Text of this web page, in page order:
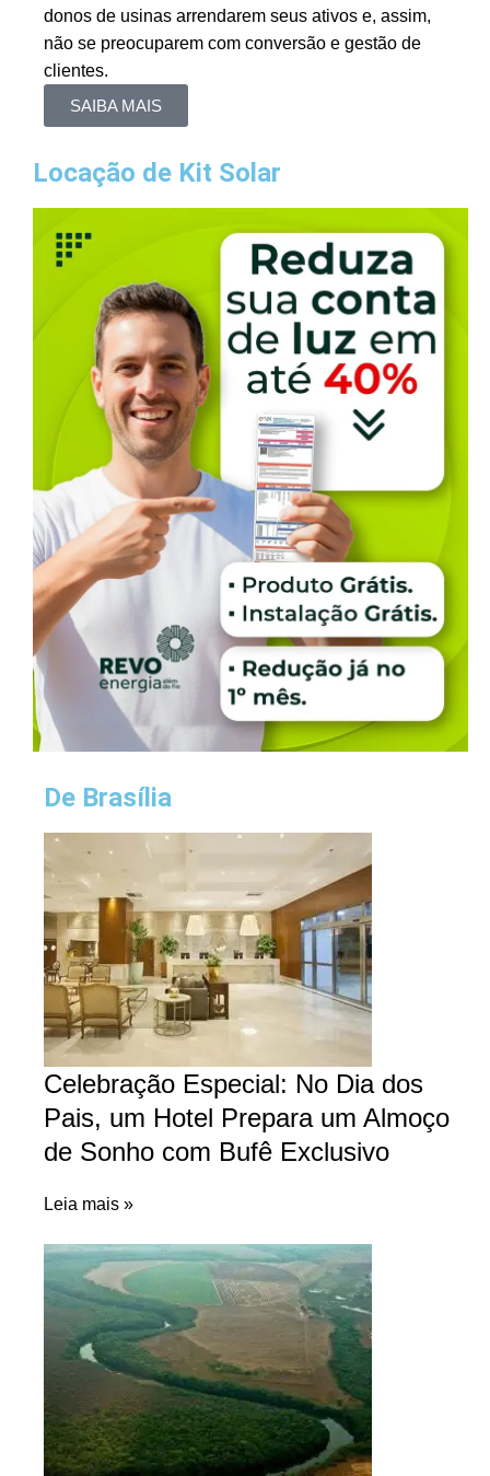
donos de usinas arrendarem seus ativos e, assim,
não se preocuparem com conversão e gestão de
clientes.
SAIBA MAIS
Locação de Kit Solar
De Brasília
Celebração Especial: No Dia dos
Pais, um Hotel Prepara um Almoço
de Sonho com Bufê Exclusivo
Leia mais »